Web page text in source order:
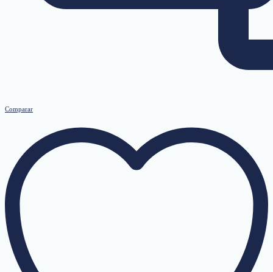
Comparar